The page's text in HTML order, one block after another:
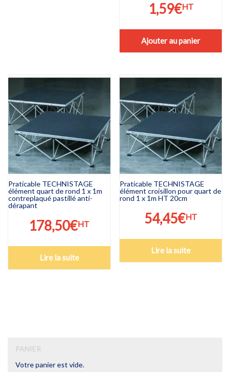
1,59€HT
Ajouter au panier
Praticable TECHNISTAGE
élément quart de rond 1 x 1m
contreplaqué pastillé anti-
dérapant
178,50€HT
Lire la suite
Praticable TECHNISTAGE
élément croisillon pour quart de
rond 1 x 1m HT 20cm
54,45€HT
Lire la suite
PANIER
Votre panier est vide.